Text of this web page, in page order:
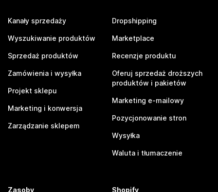
Kanały sprzedaży
Wyszukiwanie produktów
Sprzedaż produktów
Zamówienia i wysyłka
Projekt sklepu
Marketing i konwersja
Zarządzanie sklepem
Dropshipping
Marketplace
Recenzje produktu
Oferuj sprzedaż droższych
produktów i pakietów
Marketing e-mailowy
Pozycjonowanie stron
Wysyłka
Waluta i tłumaczenie
Zasoby Shopify